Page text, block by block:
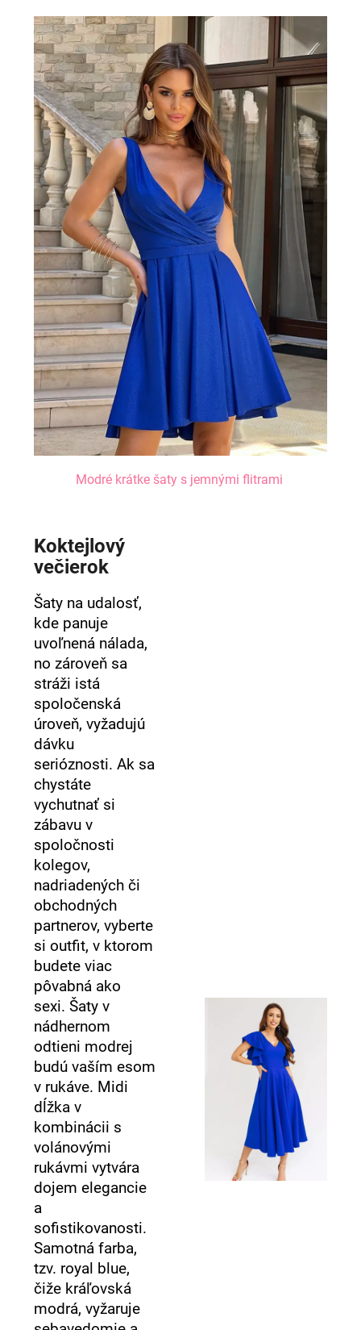
Modré krátke šaty s jemnými flitrami
Koktejlový
večierok
Šaty na udalosť,
kde panuje
uvoľnená nálada,
no zároveň sa
stráži istá
spoločenská
úroveň, vyžadujú
dávku
serióznosti. Ak sa
chystáte
vychutnať si
zábavu v
spoločnosti
kolegov,
nadriadených či
obchodných
partnerov, vyberte
si outfit, v ktorom
budete viac
pôvabná ako
sexi. Šaty v
nádhernom
odtieni modrej
budú vaším esom
v rukáve. Midi
dĺžka v
kombinácii s
volánovými
rukávmi vytvára
dojem elegancie
a
sofistikovanosti.
Samotná farba,
tzv. royal blue,
čiže kráľovská
modrá, vyžaruje